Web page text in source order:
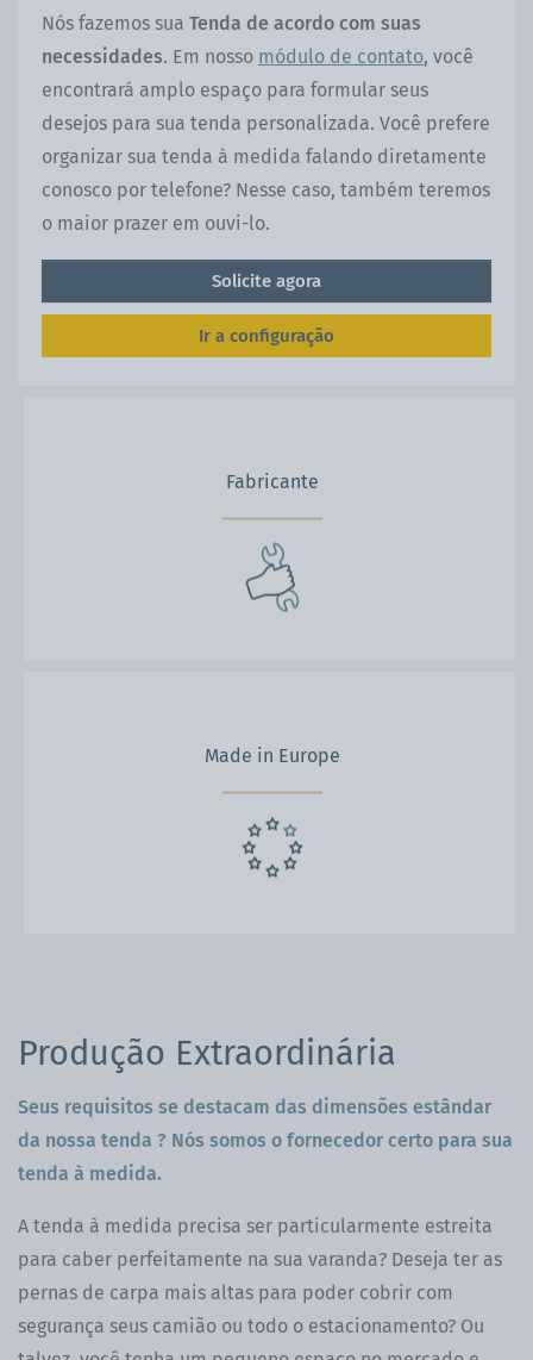
Nós fazemos sua Tenda de acordo com suas
necessidades. Em nosso módulo de contato, você
encontrará amplo espaço para formular seus
desejos para sua tenda personalizada. Você prefere
organizar sua tenda à medida falando diretamente
conosco por telefone? Nesse caso, também teremos
o maior prazer em ouvi-lo.
Solicite agora
Ir a configuração
Fabricante
Made in Europe
Produção Extraordinária
Seus requisitos se destacam das dimensões estândar
da nossa tenda ? Nós somos o fornecedor certo para sua
tenda à medida.
A tenda à medida precisa ser particularmente estreita
para caber perfeitamente na sua varanda? Deseja ter as
pernas de carpa mais altas para poder cobrir com
segurança seus camião ou todo o estacionamento? Ou